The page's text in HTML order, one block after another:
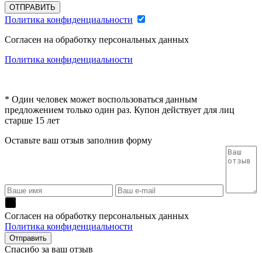
ОТПРАВИТЬ
Политика конфиденциальности
Согласен на обработку персональных данных
Политика конфиденциальности
* Один человек может воспользоваться данным
предложением только один раз. Купон действует для лиц
старше 15 лет
Оставьте ваш отзыв заполнив форму
Согласен на обработку персональных данных
Политика конфиденциальности
Спасибо за ваш отзыв